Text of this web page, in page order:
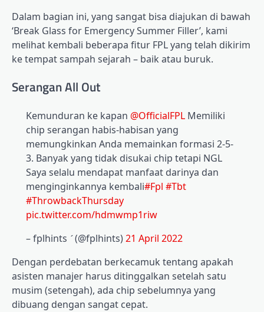
Dalam bagian ini, yang sangat bisa diajukan di bawah
‘Break Glass for Emergency Summer Filler’, kami
melihat kembali beberapa fitur FPL yang telah dikirim
ke tempat sampah sejarah – baik atau buruk.
Serangan All Out
Kemunduran ke kapan @OfficialFPL Memiliki
chip serangan habis-habisan yang
memungkinkan Anda memainkan formasi 2-5-
3. Banyak yang tidak disukai chip tetapi NGL
Saya selalu mendapat manfaat darinya dan
menginginkannya kembali#Fpl #Tbt
#ThrowbackThursday
pic.twitter.com/hdmwmp1riw
– fplhints  (@fplhints)21 April 2022
Dengan perdebatan berkecamuk tentang apakah
asisten manajer harus ditinggalkan setelah satu
musim (setengah), ada chip sebelumnya yang
dibuang dengan sangat cepat.